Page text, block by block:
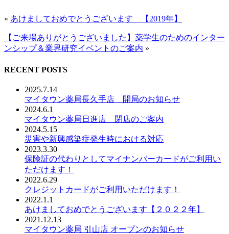
« あけましておめでとうございます 【2019年】
【ご来場ありがとうございました】薬学生のためのインター
ンシップ＆業界研究イベントのご案内 »
RECENT POSTS
2025.7.14
マイタウン薬局長久手店 開局のお知らせ
2024.6.1
マイタウン薬局日進店 閉店のご案内
2024.5.15
災害や新興感染症発生時における対応
2023.3.30
保険証の代わりとしてマイナンバーカードがご利用い
ただけます！
2022.6.29
クレジットカードがご利用いただけます！
2022.1.1
あけましておめでとうございます【２０２２年】
2021.12.13
マイタウン薬局 引山店 オープンのお知らせ